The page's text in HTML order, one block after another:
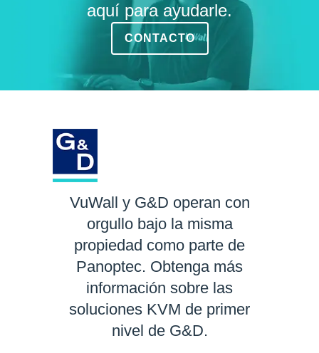
aquí para ayudarle.
CONTACTO
VuWall y G&D operan con
orgullo bajo la misma
propiedad como parte de
Panoptec. Obtenga más
información sobre las
soluciones KVM de primer
nivel de G&D.